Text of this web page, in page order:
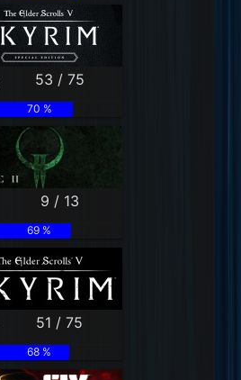
53 / 75
70 %
9 / 13
69 %
51 / 75
68 %